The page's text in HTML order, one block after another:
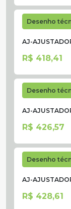
Desenho
AJ-
R$ 418,41
Desenho
AJ-
R$ 426,57
Desenho
AJ-
R$ 428,61